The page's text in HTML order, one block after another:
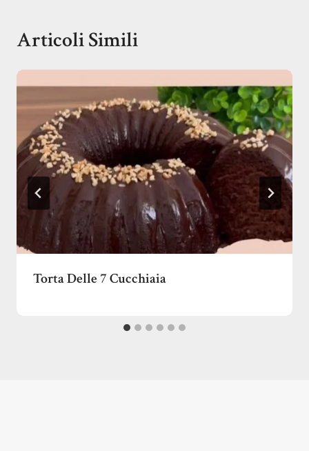
Articoli Simili
Torta Delle 7 Cucchiaia